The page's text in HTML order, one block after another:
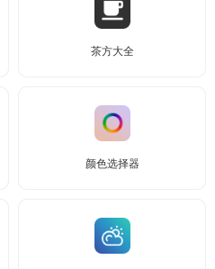
茶方大全
颜色选择器